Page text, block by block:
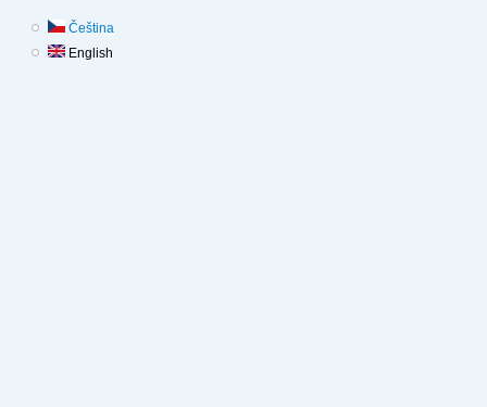
Čeština
English